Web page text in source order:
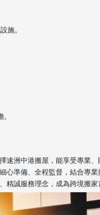
施。
速洲中港搬屋，能享受專業
心準備、全程監督，結合專
誠服務理念，成為跨境搬家